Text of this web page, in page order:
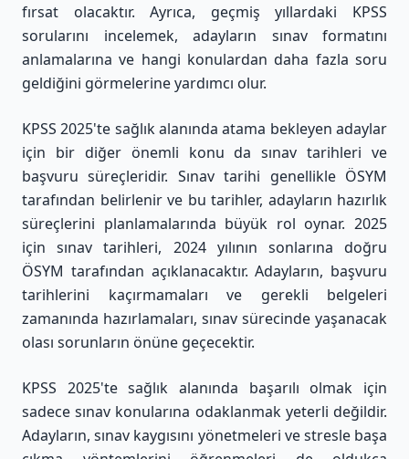
fırsat olacaktır. Ayrıca, geçmiş yıllardaki KPSS
sorularını incelemek, adayların sınav formatını
anlamalarına ve hangi konulardan daha fazla soru
geldiğini görmelerine yardımcı olur.
KPSS 2025'te sağlık alanında atama bekleyen adaylar
için bir diğer önemli konu da sınav tarihleri ve
başvuru süreçleridir. Sınav tarihi genellikle ÖSYM
tarafından belirlenir ve bu tarihler, adayların hazırlık
süreçlerini planlamalarında büyük rol oynar. 2025
için sınav tarihleri, 2024 yılının sonlarına doğru
ÖSYM tarafından açıklanacaktır. Adayların, başvuru
tarihlerini kaçırmamaları ve gerekli belgeleri
zamanında hazırlamaları, sınav sürecinde yaşanacak
olası sorunların önüne geçecektir.
KPSS 2025'te sağlık alanında başarılı olmak için
sadece sınav konularına odaklanmak yeterli değildir.
Adayların, sınav kaygısını yönetmeleri ve stresle başa